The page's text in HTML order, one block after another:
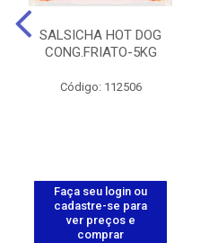
SALSICHA HOT DOG
CONG.FRIATO-5KG
Código: 112506
Faça seu login ou
cadastre-se para
ver preços e
comprar